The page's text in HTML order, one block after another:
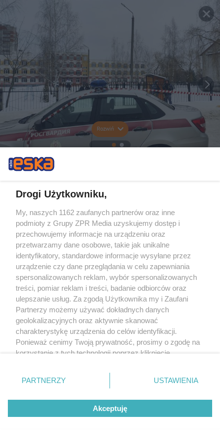
Rozwiń
Drogi Użytkowniku,
My, naszych 1162 zaufanych partnerów oraz inne
podmioty z Grupy ZPR Media uzyskujemy dostęp i
przechowujemy informacje na urządzeniu oraz
przetwarzamy dane osobowe, takie jak unikalne
identyfikatory, standardowe informacje wysyłane przez
urządzenie czy dane przeglądania w celu zapewniania
spersonalizowanych reklam, wybór spersonalizowanych
treści, pomiar reklam i treści, badanie odbiorców oraz
ulepszanie usług. Za zgodą Użytkownika my i Zaufani
Partnerzy możemy używać dokładnych danych
geolokalizacyjnych oraz aktywnie skanować
charakterystykę urządzenia do celów identyfikacji.
Ponieważ cenimy Twoją prywatność, prosimy o zgodę na
korzystanie z tych technologii poprzez kliknięcie
zmienić/wycofać klikając przycisk ustawień prywatności
znajdujący się w lewym dolnym rogu strony
rodzaje przetwarzania danych nie wymagają zgody
użytkownika, ale masz prawo sprzeciwić się takiemu
przetwarzaniu. Preferencje będą miały zastosowanie tylko
PARTNERZY USTAWIENIA
Akceptuję